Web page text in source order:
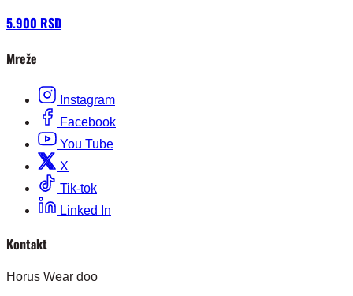
5.900 RSD
Mreže
Instagram
Facebook
You Tube
X
Tik-tok
Linked In
Kontakt
Horus Wear doo